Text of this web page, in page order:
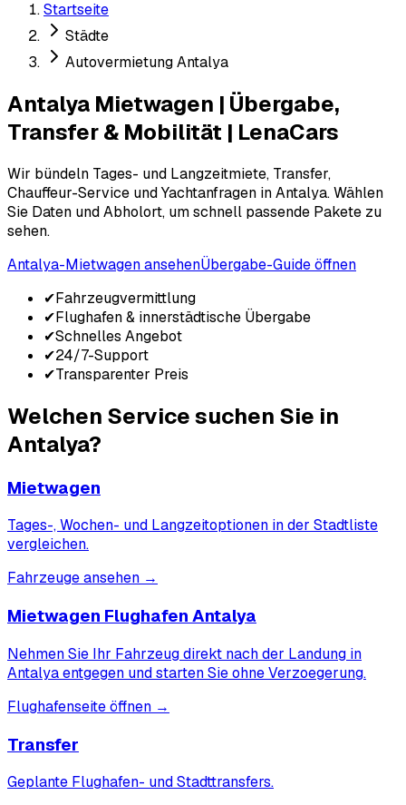
Startseite
Städte
Autovermietung Antalya
Antalya Mietwagen | Übergabe,
Transfer & Mobilität | LenaCars
Wir bündeln Tages- und Langzeitmiete, Transfer,
Chauffeur-Service und Yachtanfragen in Antalya. Wählen
Sie Daten und Abholort, um schnell passende Pakete zu
sehen.
Antalya-Mietwagen ansehenÜbergabe-Guide öffnen
✔Fahrzeugvermittlung
✔Flughafen & innerstädtische Übergabe
✔Schnelles Angebot
✔24/7-Support
✔Transparenter Preis
Welchen Service suchen Sie in
Antalya?
Mietwagen
Tages-, Wochen- und Langzeitoptionen in der Stadtliste
vergleichen.
Fahrzeuge ansehen →
Mietwagen Flughafen Antalya
Nehmen Sie Ihr Fahrzeug direkt nach der Landung in
Antalya entgegen und starten Sie ohne Verzoegerung.
Flughafenseite öffnen →
Transfer
Geplante Flughafen- und Stadttransfers.